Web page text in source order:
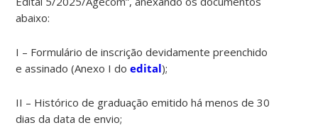
abaixo:
I – Formulário de inscrição devidamente preenchido
e assinado (Anexo I doedital);
II – Histórico de graduação emitido há menos de 30
dias da data de envio;